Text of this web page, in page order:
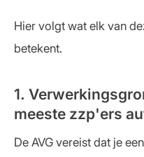
Hier volgt wat elk van
betekent.
1.
meeste zzp'ers
De AVG vereist dat je